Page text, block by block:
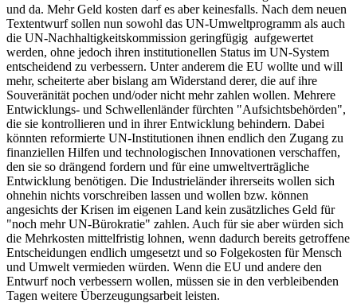
und da. Mehr Geld kosten darf es aber keinesfalls. Nach dem neuen
Textentwurf sollen nun sowohl das UN-Umweltprogramm als auch
die UN-Nachhaltigkeitskommission geringfügig aufgewertet
werden, ohne jedoch ihren institutionellen Status im UN-System
entscheidend zu verbessern. Unter anderem die EU wollte und will
mehr, scheiterte aber bislang am Widerstand derer, die auf ihre
Souveränität pochen und/oder nicht mehr zahlen wollen. Mehrere
Entwicklungs- und Schwellenländer fürchten "Aufsichtsbehörden",
die sie kontrollieren und in ihrer Entwicklung behindern. Dabei
könnten reformierte UN-Institutionen ihnen endlich den Zugang zu
finanziellen Hilfen und technologischen Innovationen verschaffen,
den sie so drängend fordern und für eine umweltverträgliche
Entwicklung benötigen. Die Industrieländer ihrerseits wollen sich
ohnehin nichts vorschreiben lassen und wollen bzw. können
angesichts der Krisen im eigenen Land kein zusätzliches Geld für
"noch mehr UN-Bürokratie" zahlen. Auch für sie aber würden sich
die Mehrkosten mittelfristig lohnen, wenn dadurch bereits getroffene
Entscheidungen endlich umgesetzt und so Folgekosten für Mensch
und Umwelt vermieden würden. Wenn die EU und andere den
Entwurf noch verbessern wollen, müssen sie in den verbleibenden
Tagen weitere Überzeugungsarbeit leisten.